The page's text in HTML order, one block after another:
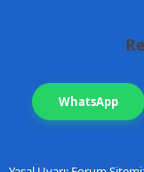
WhatsApp